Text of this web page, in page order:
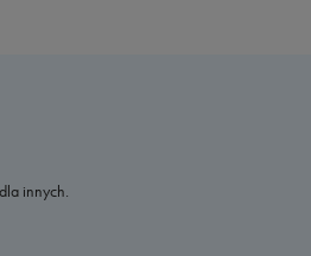
innych.